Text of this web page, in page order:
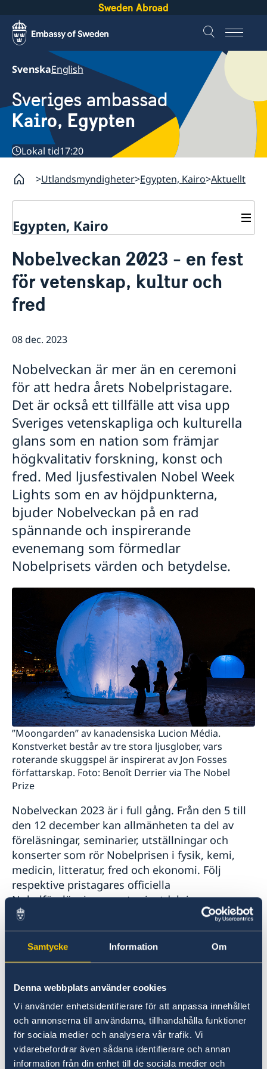
Samtycke Information Om
Denna webbplats använder cookies
Vi använder enhetsidentifierare för att anpassa innehållet
och annonserna till användarna, tillhandahålla funktioner
för sociala medier och analysera vår trafik. Vi
vidarebefordrar även sådana identifierare och annan
information från din enhet till de sociala medier och
Sweden Abroad
SvenskaEnglish
Sveriges ambassad
Kairo, Egypten
Lokal tid17:20
Utlandsmyndigheter Egypten, Kairo Aktuellt
Egypten, Kairo
Om oss
Ambassadens personal
Så stöttar vi svenska företag
Vi är en resurs för svenska företag
Team Sweden
Svenska företag i Egypten
Aktuellt
Ambassaden stängd 27-28 maj med anledning av Eid
Ambassadens telefonväxel stängd 11 maj
Val 2026: Rösta i Egypten
Telefontiden för migrationsärenden stängd den 21
och 22 april
Ambassaden stängd med anledning av ortodox påsk
Ambassaden stängd över påsk
Information med anledning av den regionala
utvecklingen i Mellanöstern
Flaggorna på Sveriges ambassad i Kairo är på halv
stång efter gårdagens våldsdåd i Örebro
För svenska medborgare bosatta i Egypten.
Ansöka om pass på ambassaden
Nobelveckan 2023 - en fest
för vetenskap, kultur och
fred
08 dec. 2023
Nobelveckan är mer än en ceremoni
för att hedra årets Nobelpristagare.
Det är också ett tillfälle att visa upp
Sveriges vetenskapliga och kulturella
glans som en nation som främjar
högkvalitativ forskning, konst och
fred. Med ljusfestivalen Nobel Week
Lights som en av höjdpunkterna,
bjuder Nobelveckan på en rad
spännande och inspirerande
evenemang som förmedlar
Nobelprisets värden och betydelse.
”Moongarden” av kanadensiska Lucion Média.
Konstverket består av tre stora ljusglober, vars
roterande skuggspel är inspirerat av Jon Fosses
författarskap. Foto: Benoît Derrier via The Nobel
Prize
Nobelveckan 2023 är i full gång. Från den 5 till
den 12 december kan allmänheten ta del av
föreläsningar, seminarier, utställningar och
konserter som rör Nobelprisen i fysik, kemi,
medicin, litteratur, fred och ekonomi. Följ
respektive pristagares officiella
Nobelföreläsning, samt prisutdelningarna
här
. Det går även att digitalt ta del av
Nobel Week dialouge
som i år infaller 9
december och har fokus på migration. För den
som tycker om klassisk musik rekommenderas
återkommande konsert av högsta
internationella klass där Kungliga
Filharmonikerna framträder tillsammans med
världsledande artister. På måndag 11 december
finns möjlighet att lyssna på ”Nobel Calling
Space” - ett livesamtal mellan Nobelpristagarna